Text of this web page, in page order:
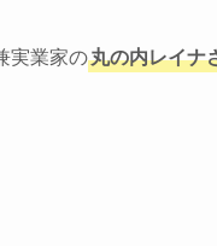
実業家の丸の内レイナ